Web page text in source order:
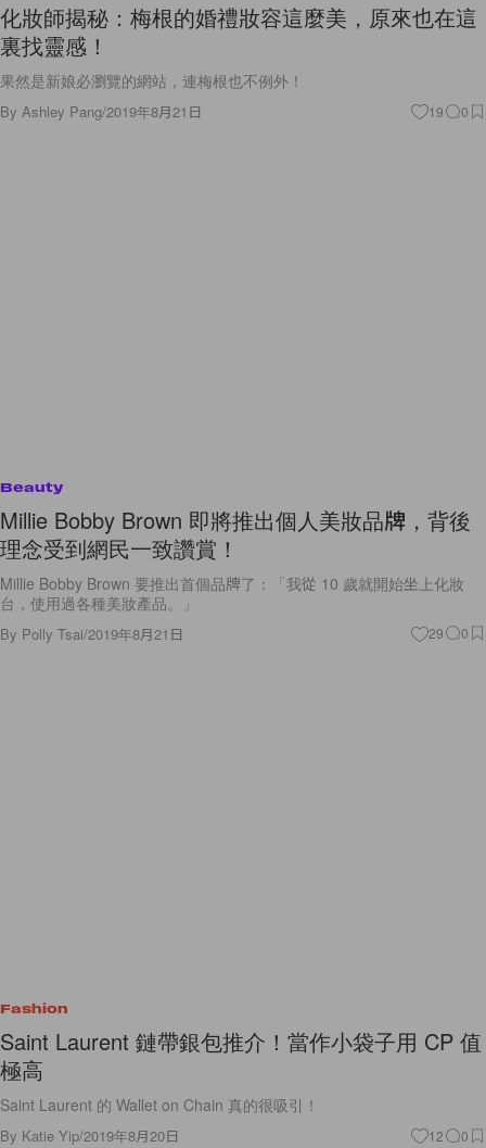
化妝師揭秘：梅根的婚禮妝容這麼美，原來也在這
裏找靈感！
果然是新娘必瀏覽的網站，連梅根也不例外！
By Ashley Pang/2019年8月21日 19 0
Beauty
Millie Bobby Brown 即將推出個人美妝品牌，背後
理念受到網民一致讚賞！
Millie Bobby Brown 要推出首個品牌了：「我從 10 歲就開始坐上化妝
台，使用過各種美妝產品。」
By Polly Tsai/2019年8月21日 29 0
Fashion
Saint Laurent 鏈帶銀包推介！當作小袋子用 CP 值
極高
Saint Laurent 的 Wallet on Chain 真的很吸引！
By Katie Yip/2019年8月20日 12 0